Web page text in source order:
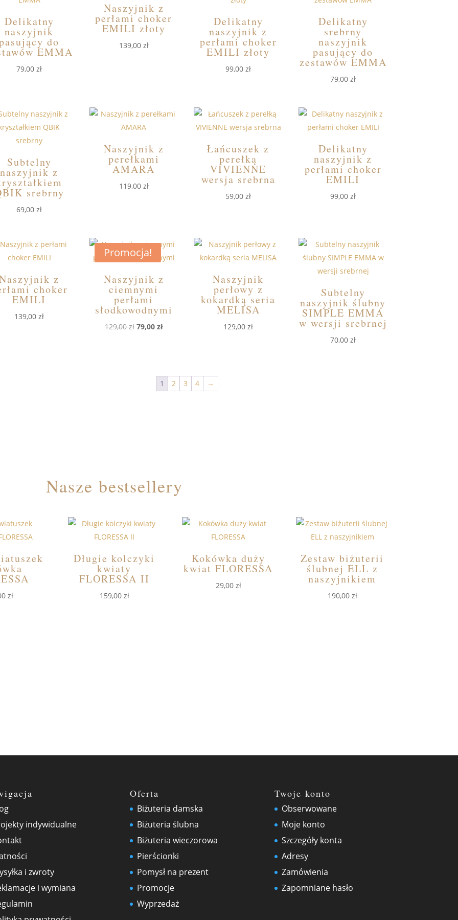
Delikatny
naszyjnik
do
EMMA
79,00zł
Naszyjnik z
perłami choker
EMILI złoty
139,00 zł
Delikatny
naszyjnik z
perłami choker
EMILI złoty
99,00zł
Delikatny
srebrny
naszyjnik
pasujący do
zestawów EMMA
79,00zł
Subtelny
naszyjnik z
srebrny
69,00zł
Naszyjnik z
perełkami
AMARA
119,00 zł
Łańcuszek z
perełką
VIVIENNE
wersja srebrna
59,00zł
Delikatny
naszyjnik z
perłami choker
EMILI
99,00zł
z
choker
EMILI
139,00zł
Promocja!
Naszyjnik z
ciemnymi
perłami
słodkowodnymi
129,00zł Pierwotna
79,00 złAktualna
Naszyjnik
perłowy z
kokardką seria
MELISA
129,00zł
Subtelny
naszyjnik ślubny
SIMPLE EMMA
w wersji srebrnej
70,00zł
1 2 3 4 →
Nasze bestsellery
zł
Długie kolczyki
kwiaty
FLORESSA II
159,00 zł
Kokówka duży
kwiat FLORESSA
29,00 zł
Zestaw biżuterii
ślubnej ELL z
naszyjnikiem
190,00 zł
indywidualne
i zwroty
i wymiana
Oferta
Biżuteria damska
Biżuteria ślubna
Biżuteria wieczorowa
Pierścionki
Pomysł na prezent
Promocje
Wyprzedaż
Twoje konto
Obserwowane
Moje konto
Szczegóły konta
Adresy
Zamówienia
Zapomniane hasło